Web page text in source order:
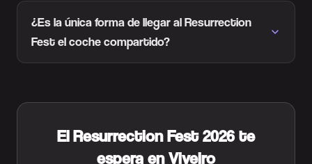
¿Es la única forma de llegar al Resurrection
Fest el coche compartido?
El Resurrection Fest 2026 te
espera en Viveiro